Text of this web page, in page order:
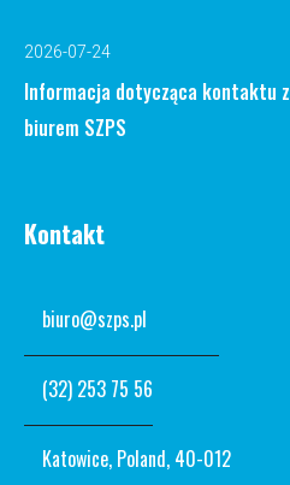
2026-07-24
Informacja dotycząca kontaktu z
biurem SZPS
Kontakt
biuro@szps.pl
(32) 253 75 56
Katowice, Poland, 40-012